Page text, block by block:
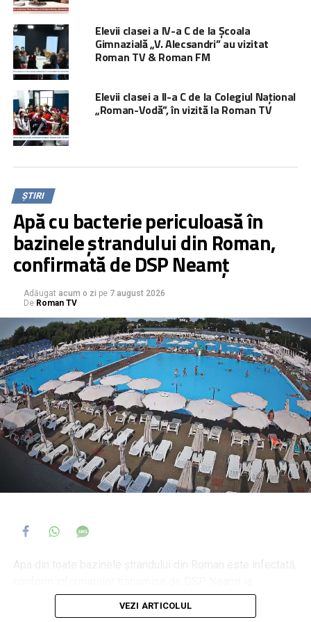
Elevii clasei a IV-a C de la Școala
Gimnazială „V. Alecsandri” au vizitat
Roman TV & Roman FM
Elevii clasei a II-a C de la Colegiul Național
„Roman-Vodă”, în vizită la Roman TV
ȘTIRI
Apă cu bacterie periculoasă în
bazinele ștrandului din Roman,
confirmată de DSP Neamț
Adăugat acum o zi pe 7 august 2026
De Roman TV
solicitarea redacției Roman TV, cuPseudomonas
aeruginosa.
VEZI ARTICOLUL